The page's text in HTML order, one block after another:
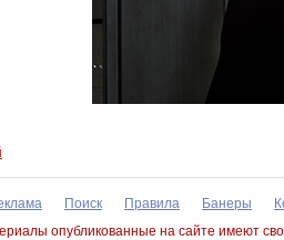
Поиск Правила Банеры
опубликованные на сайте имеют